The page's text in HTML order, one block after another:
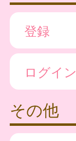
登録
ログイン
その他